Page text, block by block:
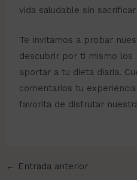
vida saludable sin
Te invitamos a probar
descubrir por ti mismo los
aportar a tu dieta diaria.
comentarios tu
favorita de disfrutar
← Entrada anterior